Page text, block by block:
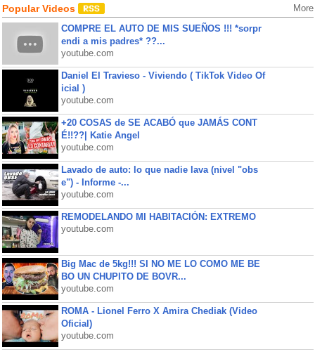
Popular Videos More
COMPRE EL AUTO DE MIS SUEÑOS !!! *sorpr
endi a mis padres* ??...
youtube.com
Daniel El Travieso - Viviendo ( TikTok Video Of
icial )
youtube.com
+20 COSAS de SE ACABÓ que JAMÁS CONT
É!!??| Katie Angel
youtube.com
Lavado de auto: lo que nadie lava (nivel "obs
e") - Informe -...
youtube.com
REMODELANDO MI HABITACIÓN: EXTREMO
youtube.com
Big Mac de 5kg!!! SI NO ME LO COMO ME BE
BO UN CHUPITO DE BOVR...
youtube.com
ROMA - Lionel Ferro X Amira Chediak (Video
Oficial)
youtube.com